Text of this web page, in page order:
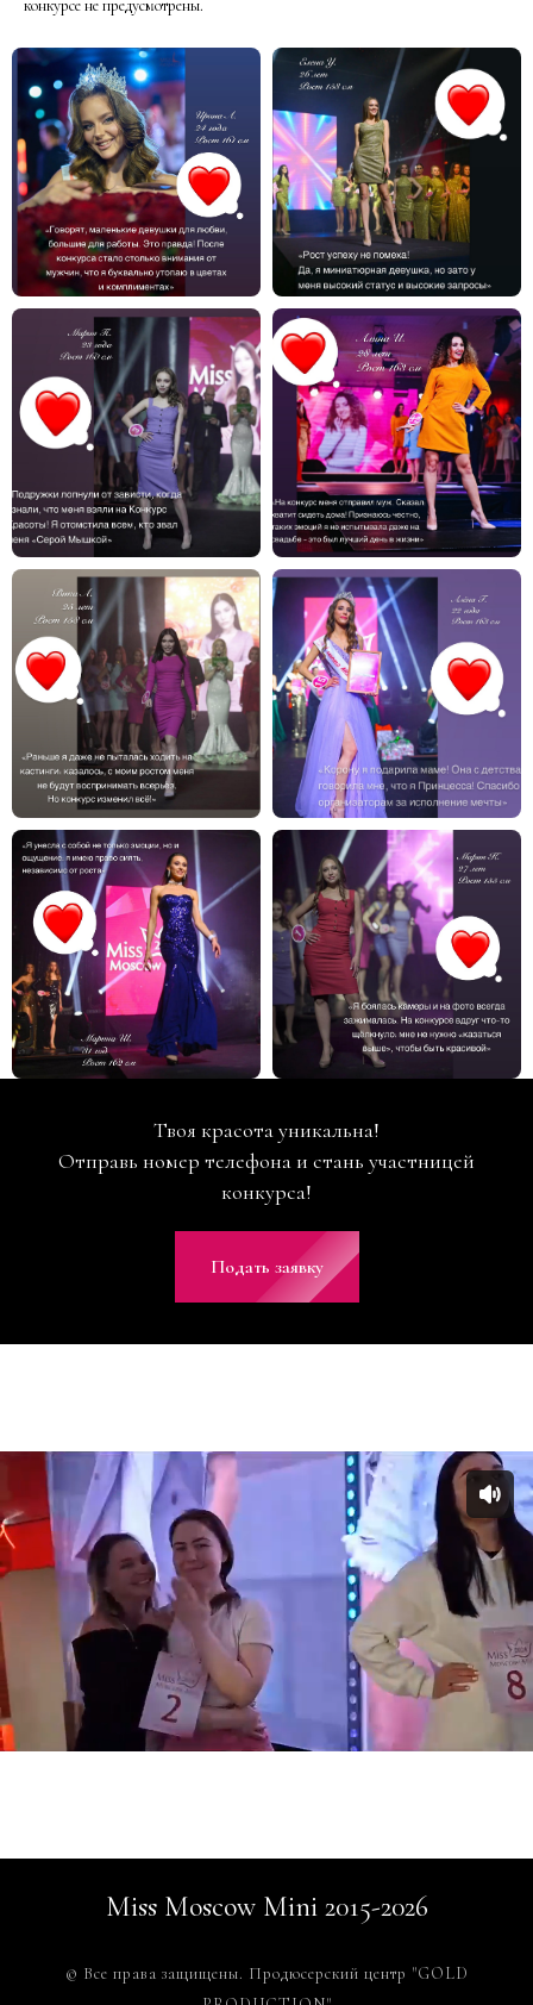
конкурсе не предусмотрены.
Твоя красота уникальна!
Отправь номер телефона и стань участницей
конкурса!
Подать заявку
Miss Moscow Mini 2015-2026
© Все права защищены. Продюсерский центр "GOLD